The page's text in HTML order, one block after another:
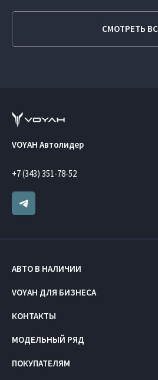
СМОТРЕТЬ
VOYAH Автолидер
+7 (343) 351-78-52
АВТО В НАЛИЧИИ
VOYAH ДЛЯ БИЗНЕСА
КОНТАКТЫ
МОДЕЛЬНЫЙ РЯД
ПОКУПАТЕЛЯМ